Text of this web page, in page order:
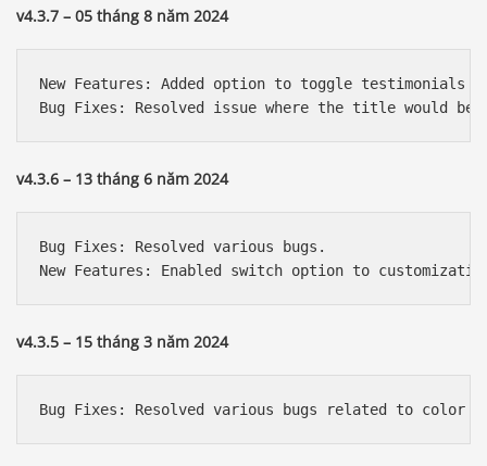
v4.3.7 – 05 tháng 8 năm 2024
New Features: Added option to toggle testimonials
v4.3.6 – 13 tháng 6 năm 2024
Bug Fixes: Resolved various bugs.
v4.3.5 – 15 tháng 3 năm 2024